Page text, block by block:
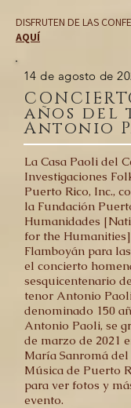
DISFRUTEN DE LAS
AQUÍ
14 de agosto de
años del
Antonio
La Casa Paoli del
Investigaciones
Puerto Rico, Inc.,
la Fundación
Humanidades
for the
Flamboyán para
el concierto
sesquicentenario
tenor Antonio
denominado 150
Antonio Paoli, se
de marzo de 2021
María Sanromá
Música de Puerto
para ver fotos y
evento.